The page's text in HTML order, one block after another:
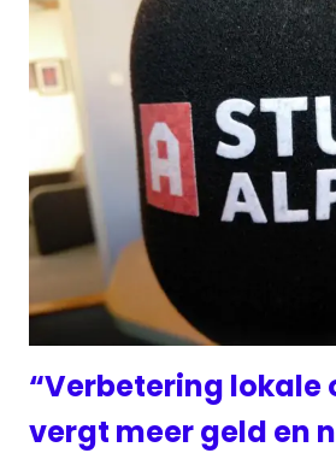
“Verbetering lokale
vergt meer geld en